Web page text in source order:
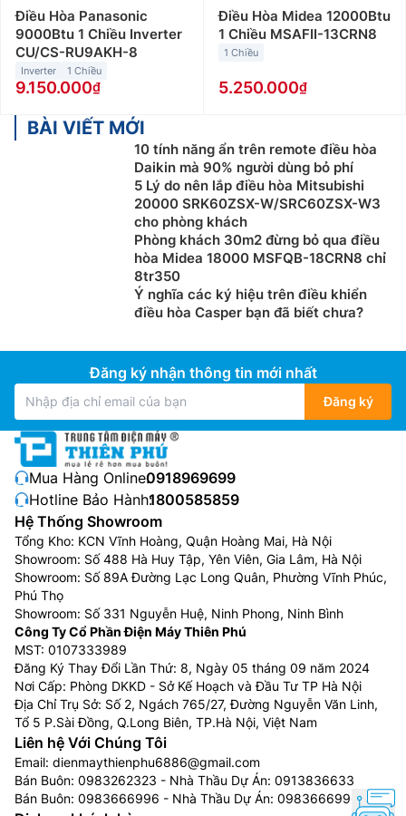
Người dùng nên căn cứ vào nhu cầu sử dụng để lựa
chọn loại điều hòa, máy lạnh chỉ cần khả năng làm
lạnh hay cần có cả chế độ làm lạnh và sưởi ấm. Nếu
bạn ở miền Nam, nhiệt độ thường không xuống quá
thấp, hãy ưu tiên các loại điều hòa 1 chiều hay máy
lạnh tủ đứng. Còn nếu bạn sống ở miền Bắc hay các
vùng núi, cao nguyên hoặc gia đình bạn có người già
và trẻ nhỏ, hãy ưu tiên lựa chọn các loại điều hòa, máy
Ngoài ra, cũng không nên bỏ qua yếu tố diện tích
phòng để lựa chọn được sản phẩm điều hòa, máy lạnh
có công suất phù hợp nhất. Công suất máy lạnh cũng
được tính khá đơn giản theo công thức: 1 m2 x 600
BTU. Trong đó, 9000 BTU = 1HP = 1 ngựa
(4,5 x 3) x 600 = 8.100 BTU = 0,9 ngựa = 0,9 HP. Vì
thế bạn nên chọn điều hòa 9000btu (1 ngựa hay 1HP)
Điện Máy Thiên Phú xin gợi ý 1 số thông tin cơ bản khi
chọn mua Điều Hòa AUX theo diện tích phòng:
Điều hòa 9.000 BTU (tương đương 1 HP hay 1
ngựa) : Phù hợp với phòng có diện tích dưới 15m2
Điều hòa 12.000 BTU (tương đương 1,5 HP hay 1,5
ngựa): Phù hợp với phòng có diện tích từ 16m2 –
Điều Hòa Panasonic
9000Btu 1 Chiều Inverter
CU/CS-RU9AKH-8
Inverter 1 Chiều
9.150.000
Điều Hòa Midea 12000Btu
1 Chiều MSAFII-13CRN8
1 Chiều
5.250.000
BÀI VIẾT MỚI
10 tính năng ẩn trên remote điều hòa
Daikin mà 90% người dùng bỏ phí
5 Lý do nên lắp điều hòa Mitsubishi
20000 SRK60ZSX-W/SRC60ZSX-W3
cho phòng khách
Phòng khách 30m2 đừng bỏ qua điều
hòa Midea 18000 MSFQB-18CRN8 chỉ
8tr350
Ý nghĩa các ký hiệu trên điều khiển
điều hòa Casper bạn đã biết chưa?
Đăng ký nhận thông tin mới nhất
Đăng ký
Mua Hàng Online:0918969699
Hotline Bảo Hành:1800585859
Hệ Thống Showroom
Tổng Kho: KCN Vĩnh Hoàng, Quận Hoàng Mai, Hà Nội
Showroom: Số 488 Hà Huy Tập, Yên Viên, Gia Lâm, Hà Nội
Showroom: Số 89A Đường Lạc Long Quân, Phường Vĩnh Phúc,
Phú Thọ
Showroom: Số 331 Nguyễn Huệ, Ninh Phong, Ninh Bình
Công Ty Cổ Phần Điện Máy Thiên Phú
MST: 0107333989
Đăng Ký Thay Đổi Lần Thứ: 8, Ngày 05 tháng 09 năm 2024
Nơi Cấp: Phòng DKKD - Sở Kế Hoạch và Đầu Tư TP Hà Nội
Địa Chỉ Trụ Sở: Số 2, Ngách 765/27, Đường Nguyễn Văn Linh,
Tổ 5 P.Sài Đồng, Q.Long Biên, TP.Hà Nội, Việt Nam
Liên hệ Với Chúng Tôi
Email: dienmaythienphu6886@gmail.com
Bán Buôn: 0983262323 - Nhà Thầu Dự Án: 0913836633
Bán Buôn: 0983666996 - Nhà Thầu Dự Án: 0983666996